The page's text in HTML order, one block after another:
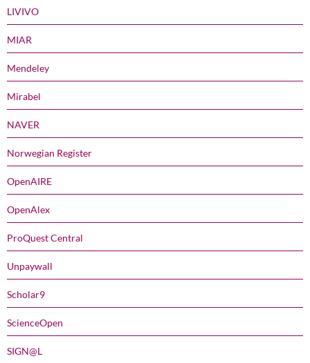
LIVIVO
MIAR
Mendeley
Mirabel
NAVER
Norwegian Register
OpenAIRE
OpenAlex
ProQuest Central
Unpaywall
Scholar9
ScienceOpen
SIGN@L